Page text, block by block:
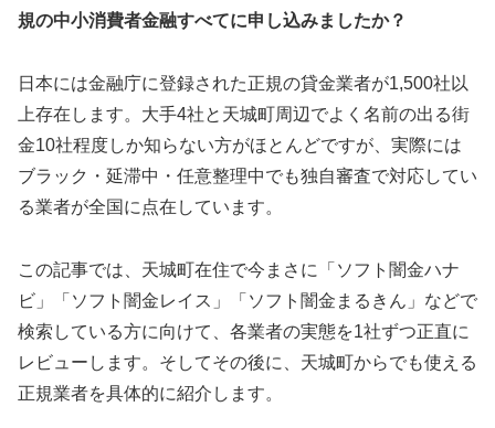
規の中小消費者金融すべてに申し込みましたか？
日本には金融庁に登録された正規の貸金業者が1,500社以
上存在します。大手4社と天城町周辺でよく名前の出る街
金10社程度しか知らない方がほとんどですが、実際には
ブラック・延滞中・任意整理中でも独自審査で対応してい
る業者が全国に点在しています。
この記事では、天城町在住で今まさに「ソフト闇金ハナ
ビ」「ソフト闇金レイス」「ソフト闇金まるきん」などで
検索している方に向けて、各業者の実態を1社ずつ正直に
レビューします。そしてその後に、天城町からでも使える
正規業者を具体的に紹介します。